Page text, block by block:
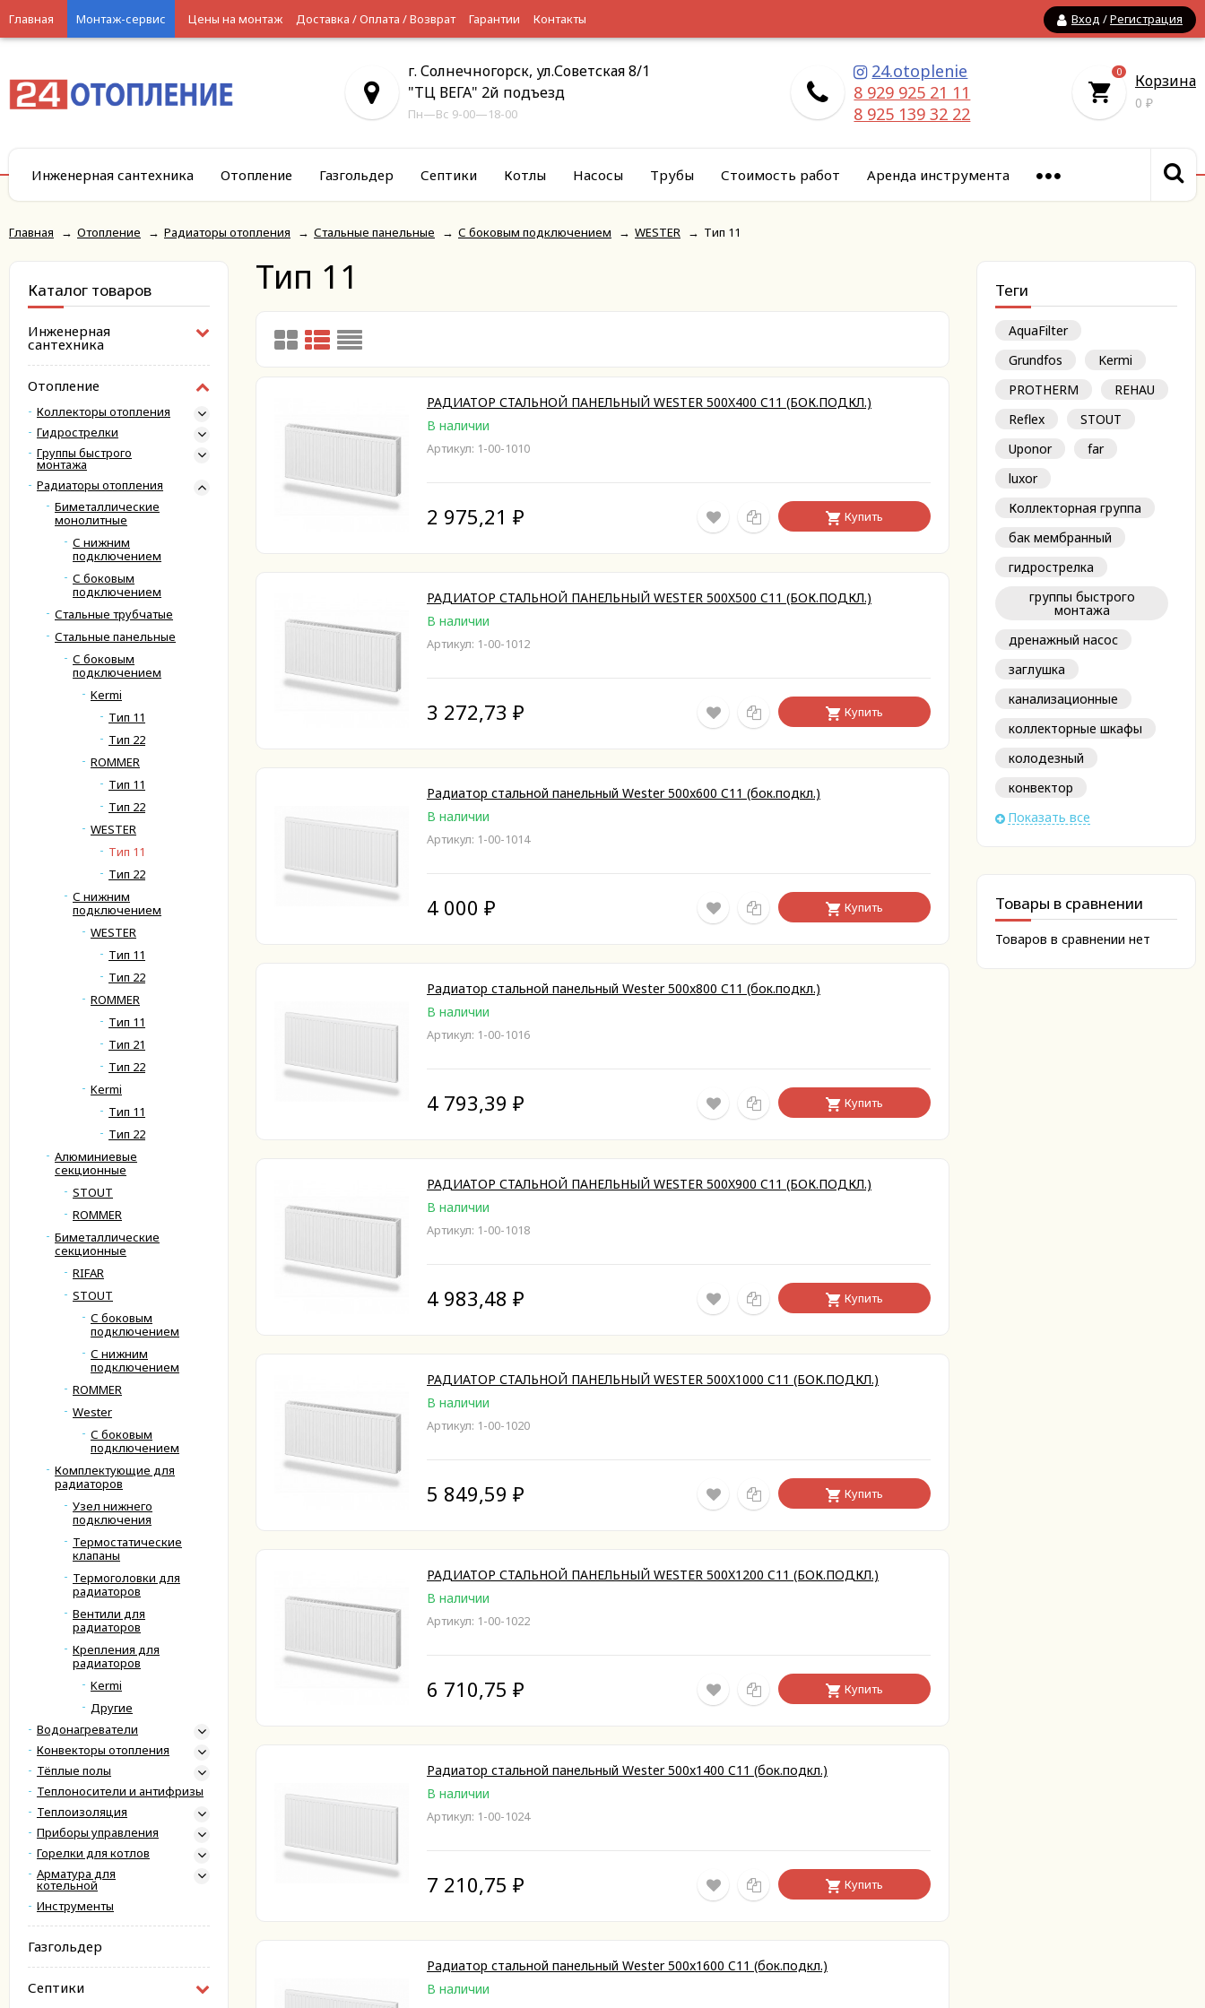
Вход /Регистрация
Главная Монтаж-сервис Цены на монтаж Доставка / Оплата / Возврат Гарантии Контакты
г. Солнечногорск, ул.Советская 8/1
"ТЦ ВЕГА" 2й подъезд
Пн—Вс 9-00—18-00
24.otoplenie
8 929 925 21 11
8 925 139 32 22
0 Корзина
0 ₽
Инженерная сантехника Отопление Газгольдер Септики Котлы Насосы Трубы Стоимость работ Аренда инструмента
Главная → Отопление → Радиаторы отопления → Стальные панельные → С боковым подключением → WESTER → Тип 11
Теги
AquaFilter
Grundfos
Kermi
PROTHERM
REHAU
Reflex
STOUT
Uponor
far
luxor
Коллекторная группа
бак мембранный
гидрострелка
группы быстрого
монтажа
дренажный насос
заглушка
канализационные
коллекторные шкафы
колодезный
конвектор
Показать все
Товары в сравнении
Товаров в сравнении нет
Каталог товаров
Инженерная
сантехника
Отопление
Коллекторы отопления
Гидрострелки
Группы быстрого
монтажа
Радиаторы отопления
Биметаллические
монолитные
С нижним
подключением
С боковым
подключением
Стальные трубчатые
Стальные панельные
С боковым
подключением
Kermi
Тип 11
Тип 22
ROMMER
Тип 11
Тип 22
WESTER
Тип 11
Тип 22
С нижним
подключением
WESTER
Тип 11
Тип 22
ROMMER
Тип 11
Тип 21
Тип 22
Kermi
Тип 11
Тип 22
Алюминиевые
секционные
STOUT
ROMMER
Биметаллические
секционные
RIFAR
STOUT
С боковым
подключением
С нижним
подключением
ROMMER
Wester
С боковым
подключением
Комплектующие для
радиаторов
Узел нижнего
подключения
Термостатические
клапаны
Термоголовки для
радиаторов
Вентили для
радиаторов
Крепления для
радиаторов
Kermi
Другие
Водонагреватели
Конвекторы отопления
Тёплые полы
Теплоносители и антифризы
Теплоизоляция
Приборы управления
Горелки для котлов
Арматура для
котельной
Инструменты
Газгольдер
Септики
Тип 11
РАДИАТОР СТАЛЬНОЙ ПАНЕЛЬНЫЙ WESTER 500X400 C11 (БОК.ПОДКЛ.)
В наличии
Артикул: 1-00-1010
2 975,21 ₽ Купить
РАДИАТОР СТАЛЬНОЙ ПАНЕЛЬНЫЙ WESTER 500X500 C11 (БОК.ПОДКЛ.)
В наличии
Артикул: 1-00-1012
3 272,73 ₽ Купить
Радиатор стальной панельный Wester 500x600 C11 (бок.подкл.)
В наличии
Артикул: 1-00-1014
4 000 ₽ Купить
Радиатор стальной панельный Wester 500x800 C11 (бок.подкл.)
В наличии
Артикул: 1-00-1016
4 793,39 ₽ Купить
РАДИАТОР СТАЛЬНОЙ ПАНЕЛЬНЫЙ WESTER 500X900 C11 (БОК.ПОДКЛ.)
В наличии
Артикул: 1-00-1018
4 983,48 ₽ Купить
РАДИАТОР СТАЛЬНОЙ ПАНЕЛЬНЫЙ WESTER 500X1000 C11 (БОК.ПОДКЛ.)
В наличии
Артикул: 1-00-1020
5 849,59 ₽ Купить
РАДИАТОР СТАЛЬНОЙ ПАНЕЛЬНЫЙ WESTER 500X1200 C11 (БОК.ПОДКЛ.)
В наличии
Артикул: 1-00-1022
6 710,75 ₽ Купить
Радиатор стальной панельный Wester 500x1400 C11 (бок.подкл.)
В наличии
Артикул: 1-00-1024
7 210,75 ₽ Купить
Радиатор стальной панельный Wester 500x1600 C11 (бок.подкл.)
В наличии